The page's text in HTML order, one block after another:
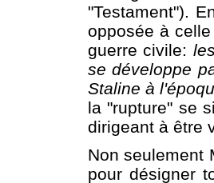
"Testament").
opposée à
guerre civile:
se développe
Staline à
la "rupture" se
dirigeant à être
Non seulement
pour désigner